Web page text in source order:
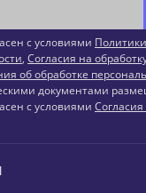
с условиями Политики
, Согласия на
об обработке
документами
с условиями